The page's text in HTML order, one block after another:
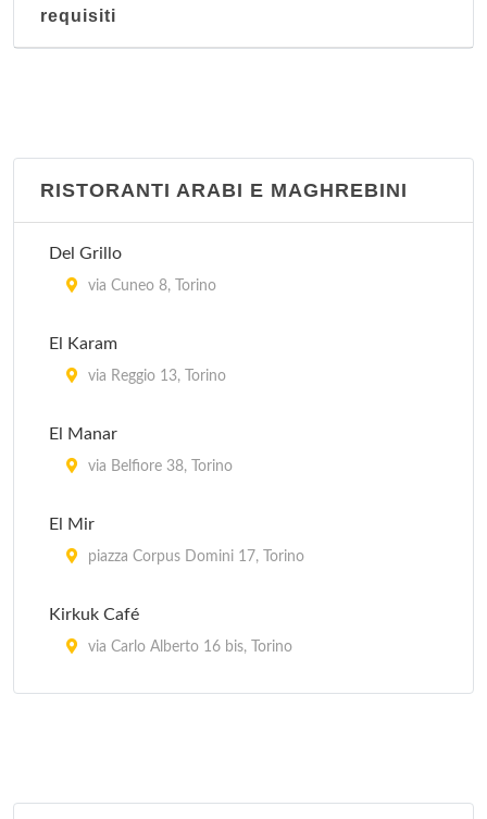
requisiti
RISTORANTI ARABI E MAGHREBINI
Del Grillo
via Cuneo 8, Torino
El Karam
via Reggio 13, Torino
El Manar
via Belfiore 38, Torino
El Mir
piazza Corpus Domini 17, Torino
Kirkuk Café
via Carlo Alberto 16 bis, Torino